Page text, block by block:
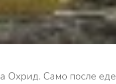
Охрид. Само после